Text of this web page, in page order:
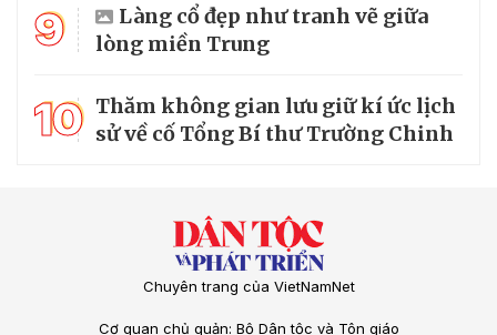
9
Làng cổ đẹp như tranh vẽ giữa
lòng miền Trung
10 Thăm không gian lưu giữ kí ức lịch
sử về cố Tổng Bí thư Trường Chinh
Chuyên trang của VietNamNet
Cơ quan chủ quản: Bộ Dân tộc và Tôn giáo